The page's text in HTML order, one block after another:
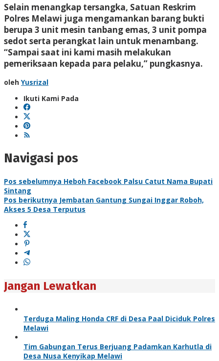
Selain menangkap tersangka, Satuan Reskrim
Polres Melawi juga mengamankan barang bukti
berupa 3 unit mesin tanbang emas, 3 unit pompa
sedot serta perangkat lain untuk menambang.
“Sampai saat ini kami masih melakukan
pemeriksaan kepada para pelaku,” pungkasnya.
oleh Yusrizal
Ikuti Kami Pada
Navigasi pos
Pos sebelumnya Heboh Facebook Palsu Catut Nama Bupati
Sintang
Pos berikutnya Jembatan Gantung Sungai Inggar Roboh,
Akses 5 Desa Terputus
Jangan Lewatkan
Terduga Maling Honda CRF di Desa Paal Diciduk Polres
Melawi
Tim Gabungan Terus Berjuang Padamkan Karhutla di
Desa Nusa Kenyikap Melawi